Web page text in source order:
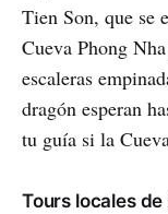
Tien Son, que se
Cueva Phong
escaleras
dragón esperan
tu guía si la
Tours locales